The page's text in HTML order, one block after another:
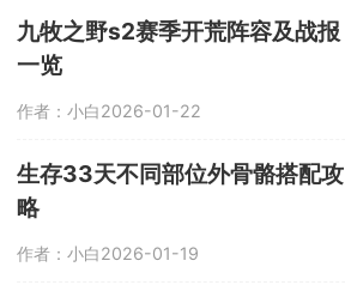
九牧之野s2赛季开荒阵容及战报
一览
作者：小白2026-01-22
生存33天不同部位外骨骼搭配攻
略
作者：小白2026-01-19